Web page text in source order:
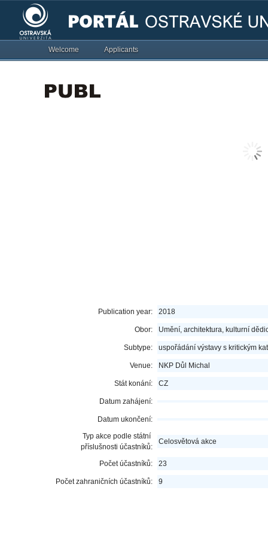
Welcome Applicants
Publication year: 2018
Obor: Umění, architektura, kulturní
Subtype: uspořádání výstavy s kritickým
Venue: NKP Důl Michal
Stát konání: CZ
Datum zahájení:
Datum ukončení:
Typ akce podle státní
příslušnosti účastníků:
Celosvětová akce
Počet účastníků: 23
Počet zahraničních účastníků: 9